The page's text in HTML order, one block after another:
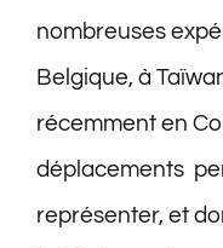
nombreuses
Belgique, à
récemment en
déplacements
représenter, et